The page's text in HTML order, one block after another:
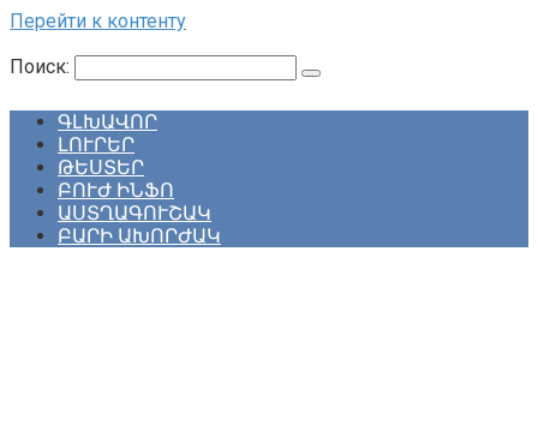
Перейти к контенту
Поиск:
ԳԼԽԱՎՈՐ
ԼՈՒՐԵՐ
ԹԵՍՏԵՐ
ԲՈՒԺ ԻՆՖՈ
ԱՍՏՂԱԳՈՒՇԱԿ
ԲԱՐԻ ԱԽՈՐԺԱԿ